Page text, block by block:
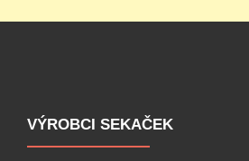
VÝROBCI SEKAČEK